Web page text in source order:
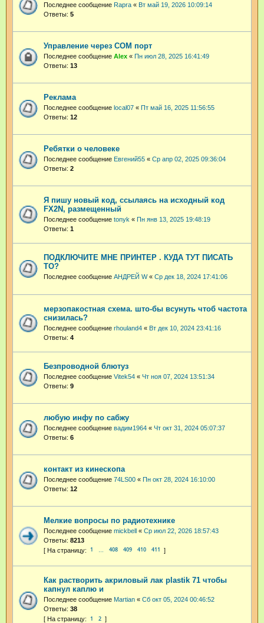
Последнее сообщение Rapra « Вт май 19, 2026 10:09:14
Ответы: 5
Управление через COM порт
Последнее сообщение Аlex « Пн июл 28, 2025 16:41:49
Ответы: 13
Реклама
Последнее сообщение local07 « Пт май 16, 2025 11:56:55
Ответы: 12
Ребятки о человеке
Последнее сообщение Евгений55 « Ср апр 02, 2025 09:36:04
Ответы: 2
Я пишу новый код, ссылаясь на исходный код
FX2N, размещенный
Последнее сообщение tonyk « Пн янв 13, 2025 19:48:19
Ответы: 1
ПОДКЛЮЧИТЕ МНЕ ПРИНТЕР . КУДА ТУТ ПИСАТЬ
ТО?
Последнее сообщение АНДРЕЙ W« Ср дек 18, 2024 17:41:06
мерзопакостная схема. што-бы всунуть чтоб частота
снизилась?
Последнее сообщение rhouland4 « Вт дек 10, 2024 23:41:16
Ответы: 4
Безпроводной блютуз
Последнее сообщение Vitek54 « Чт ноя 07, 2024 13:51:34
Ответы: 9
любую инфу по сабжу
Последнее сообщение вадим1964 « Чт окт 31, 2024 05:07:37
Ответы: 6
контакт из кинескопа
Последнее сообщение 74LS00 « Пн окт 28, 2024 16:10:00
Ответы: 12
Мелкие вопросы по радиотехнике
Последнее сообщение mickbell « Ср июл 22, 2026 18:57:43
Ответы: 8213
1 408 409 410 411
Как растворить акриловый лак plastik 71 чтобы
капнул каплю и
Последнее сообщение Martian « Сб окт 05, 2024 00:46:52
Ответы: 38
1 2